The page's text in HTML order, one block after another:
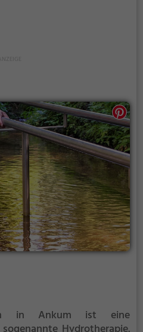
Schritt immer wieder
herausgehoben. Nach
in Ankum ist eine